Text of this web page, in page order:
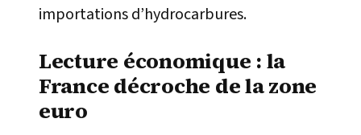
importations d’hydrocarbures.
Lecture économique : la
France décroche de la zone
euro